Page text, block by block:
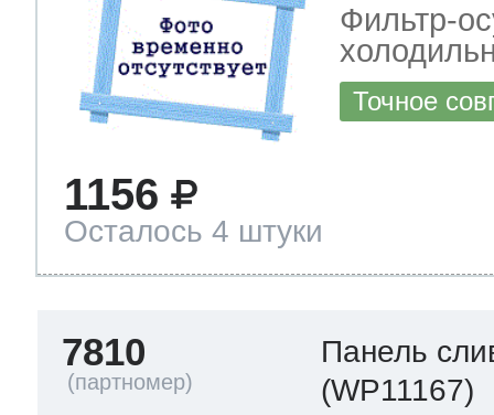
Фильтр-
Точное
1156
Осталось 4 штуки
7810
Панель
(WP11167)